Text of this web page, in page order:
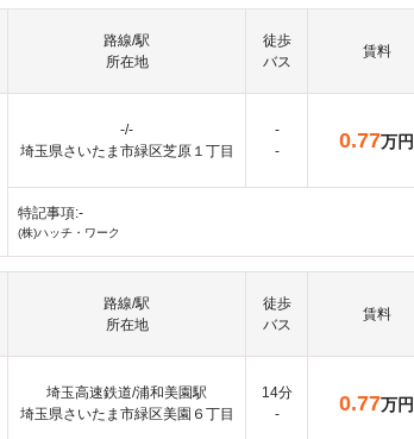
路線/駅
所在地
徒歩
バス
賃料
-/-
埼玉県さいたま市緑区芝原１丁目
-
-
0.77万円
特記事項:-
(株)ハッチ・ワーク
路線/駅
所在地
徒歩
バス
賃料
埼玉高速鉄道/浦和美園駅
埼玉県さいたま市緑区美園６丁目
14分
-
0.77万円